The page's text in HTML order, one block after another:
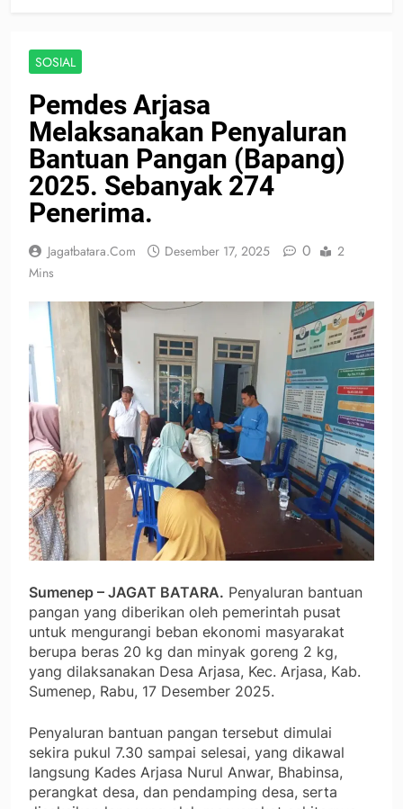
SOSIAL
Pemdes Arjasa
Melaksanakan Penyaluran
Bantuan Pangan (Bapang)
2025. Sebanyak 274
Penerima.
Jagatbatara.com Desember 17, 2025 0
2
Mins
Sumenep – JAGAT BATARA. Penyaluran bantuan
pangan yang diberikan oleh pemerintah pusat
untuk mengurangi beban ekonomi masyarakat
berupa beras 20 kg dan minyak goreng 2 kg,
yang dilaksanakan Desa Arjasa, Kec. Arjasa, Kab.
Sumenep, Rabu, 17 Desember 2025.
Penyaluran bantuan pangan tersebut dimulai
sekira pukul 7.30 sampai selesai, yang dikawal
langsung Kades Arjasa Nurul Anwar, Bhabinsa,
perangkat desa, dan pendamping desa, serta